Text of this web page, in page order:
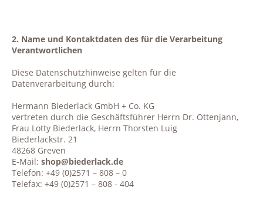
2. Name und Kontaktdaten des für die Verarbeitung
Verantwortlichen
Diese Datenschutzhinweise gelten für die
Datenverarbeitung durch:
Hermann Biederlack GmbH + Co. KG
vertreten durch die Geschäftsführer Herrn Dr. Ottenjann,
Frau Lotty Biederlack, Herrn Thorsten Luig
Biederlackstr. 21
48268 Greven
E-Mail: shop@biederlack.de
Telefon: +49 (0)2571 – 808 – 0
Telefax: +49 (0)2571 – 808 - 404